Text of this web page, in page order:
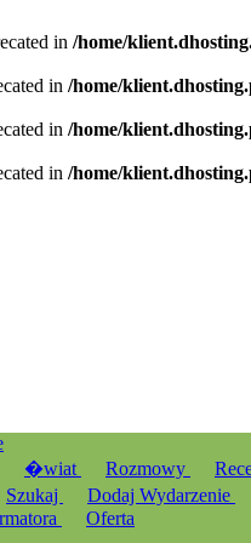
in /home/
in /home/
in /home/
in /home/
�wiat Rozmowy
Szukaj Dodaj Wydarzenie
Oferta